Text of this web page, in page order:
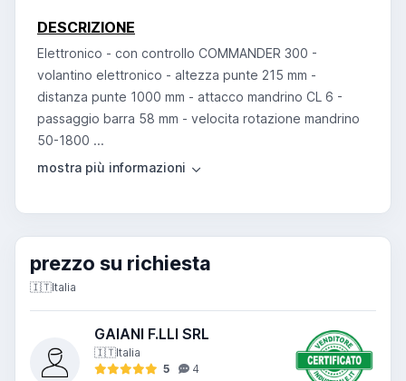
DESCRIZIONE
Elettronico - con controllo COMMANDER 300 -
volantino elettronico - altezza punte 215 mm -
distanza punte 1000 mm - attacco mandrino CL 6 -
passaggio barra 58 mm - velocita rotazione mandrino
50-1800 ...
prezzo su richiesta
🇮🇹Italia
GAIANI F.LLI SRL
🇮🇹Italia
5
4